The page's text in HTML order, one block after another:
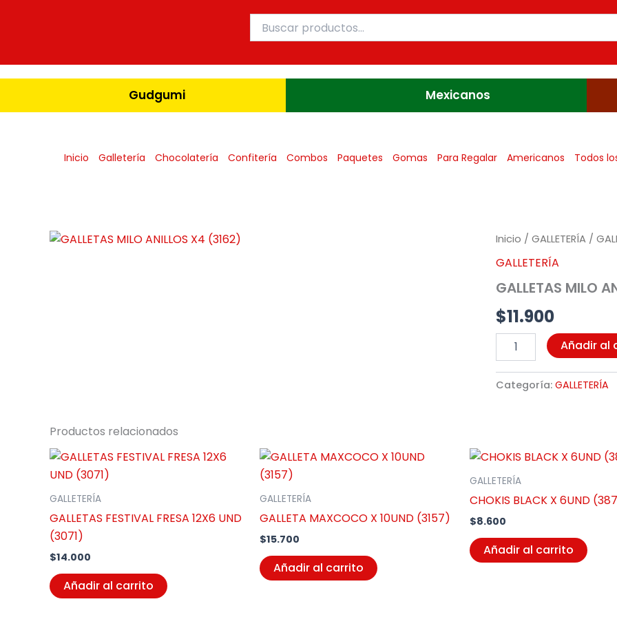
por:
Gudgumi Mexicanos
Inicio Galletería Chocolatería Confitería Combos Paquetes Gomas Para Regalar Americanos Todos
Inicio / GALLETERÍA /
GALLETERÍA
GALLETAS MILO
$11.900
GALLETAS
ANILLOS
(3162)
cantidad
Añadir al
Categoría: GALLETERÍA
Productos relacionados
GALLETERÍA
GALLETAS FESTIVAL FRESA 12X6 UND
(3071)
$14.000
Añadir al carrito
GALLETERÍA
GALLETA MAXCOCO X 10UND (3157)
$15.700
Añadir al carrito
GALLETERÍA
CHOKIS BLACK X 6UND
$8.600
Añadir al carrito